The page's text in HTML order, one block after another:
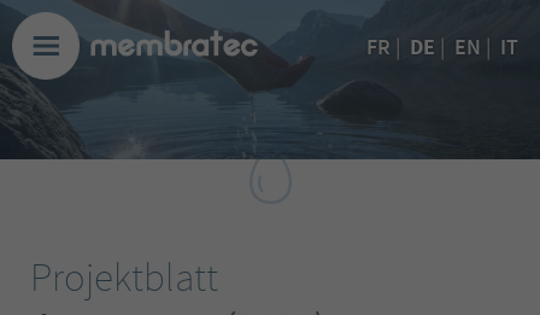
FR DE EN IT
Projektblatt